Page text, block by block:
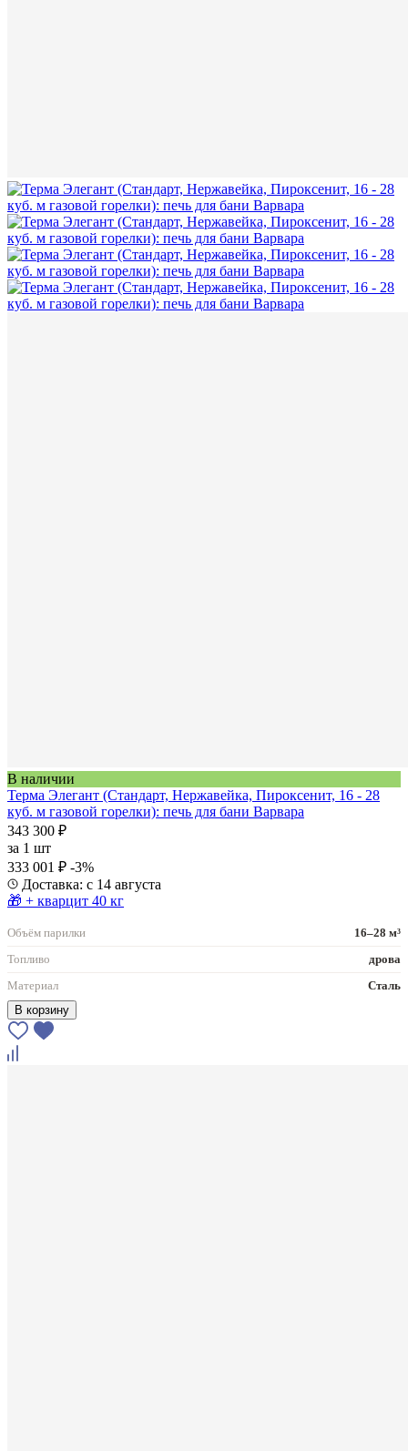
В наличии
Терма Элегант (Стандарт, Нержавейка, Пироксенит, 16 - 28
куб. м газовой горелки): печь для бани Варвара
343 300 ₽
за 1 шт
333 001 ₽ -3%
Доставка: с 14 августа
🎁 + кварцит 40 кг
Объём парилки
16–28 м³
Топливо
дрова
Материал
Сталь
В корзину